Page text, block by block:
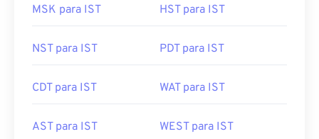
MSK para IST HST para IST
NST para IST PDT para IST
CDT para IST WAT para IST
AST para IST WEST para IST